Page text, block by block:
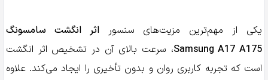
یکی از مهم‌ترین مزیت‌های سنسوراثر انگشت سامسونگ
Samsung A17 A175، سرعت بالای آن در تشخیص اثر انگشت
است که تجربه کاربری روان و بدون تأخیری را ایجاد می‌کند. علاوه